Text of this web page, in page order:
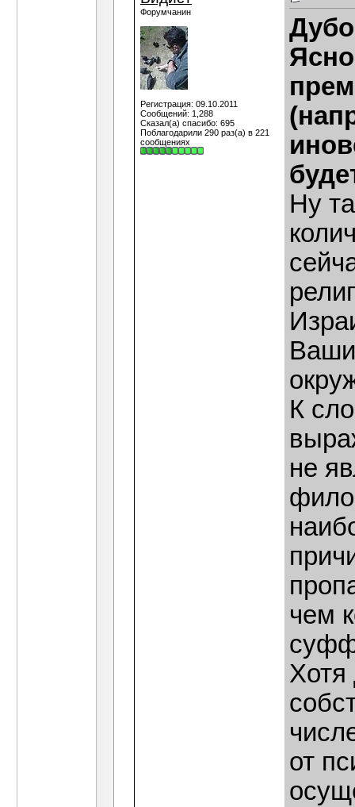
Форумчанин
Регистрация: 09.10.2011
Сообщений: 1,288
Сказал(а) спасибо: 695
Поблагодарили 290 раз(а) в 221
сообщениях
Ну
К
не
чем
Хотя
от